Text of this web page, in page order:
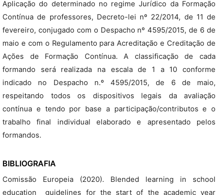
Aplicação do determinado no regime Jurídico da Formação
Contínua de professores, Decreto-lei nº 22/2014, de 11 de
fevereiro, conjugado com o Despacho nº 4595/2015, de 6 de
maio e com o Regulamento para Acreditação e Creditação de
Ações de Formação Contínua. A classificação de cada
formando será realizada na escala de 1 a 10 conforme
indicado no Despacho n.º 4595/2015, de 6 de maio,
respeitando todos os dispositivos legais da avaliação
contínua e tendo por base a participação/contributos e o
trabalho final individual elaborado e apresentado pelos
formandos.
BIBLIOGRAFIA
Comissão Europeia (2020). Blended learning in school
education  guidelines for the start of the academic year